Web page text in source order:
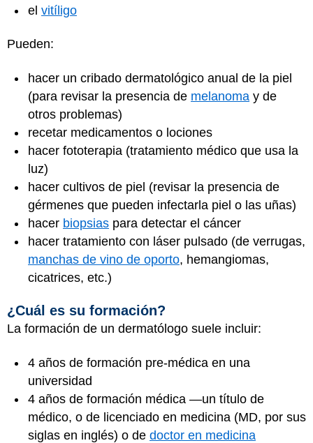
el vitíligo
Pueden:
hacer un cribado dermatológico anual de la piel
(para revisar la presencia de melanoma y de
otros problemas)
recetar medicamentos o lociones
hacer fototerapia (tratamiento médico que usa la
luz)
hacer cultivos de piel (revisar la presencia de
gérmenes que pueden infectarla piel o las uñas)
hacer biopsias para detectar el cáncer
hacer tratamiento con láser pulsado (de verrugas,
manchas de vino de oporto, hemangiomas,
cicatrices, etc.)
¿Cuál es su formación?
La formación de un dermatólogo suele incluir:
4 años de formación pre-médica en una
universidad
4 años de formación médica —un título de
médico, o de licenciado en medicina (MD, por sus
siglas en inglés) o de doctor en medicina